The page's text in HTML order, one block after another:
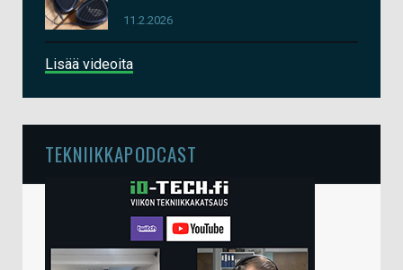
11.2.2026
Lisää videoita
TEKNIIKKAPODCAST